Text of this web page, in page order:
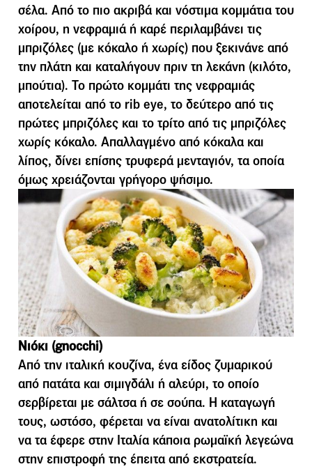
σέλα. Από το πιο ακριβά και νόστιµα κοµµάτια του
χοίρου, η νεφραµιά ή καρέ περιλαµβάνει τις
µπριζόλες (µε κόκαλο ή χωρίς) που ξεκινάνε από
την πλάτη και καταλήγουν πριν τη λεκάνη (κιλότο,
µπούτια). Το πρώτο κοµµάτι της νεφραµιάς
αποτελείται από το rib eye, το δεύτερο από τις
πρώτες µπριζόλες και το τρίτο από τις µπριζόλες
χωρίς κόκαλο. Απαλλαγµένο από κόκαλα και
λίπος, δίνει επίσης τρυφερά µενταγιόν, τα οποία
όµως χρειάζονται γρήγορο ψήσιµο.
Νιόκι (gnocchi)
Από την ιταλική κουζίνα, ένα είδος ζυµαρικού
από πατάτα και σιµιγδάλι ή αλεύρι, το οποίο
σερβίρεται µε σάλτσα ή σε σούπα. Η καταγωγή
τους, ωστόσο, φέρεται να είναι ανατολίτικη και
να τα έφερε στην Ιταλία κάποια ρωµαϊκή λεγεώνα
στην επιστροφή της έπειτα από εκστρατεία.